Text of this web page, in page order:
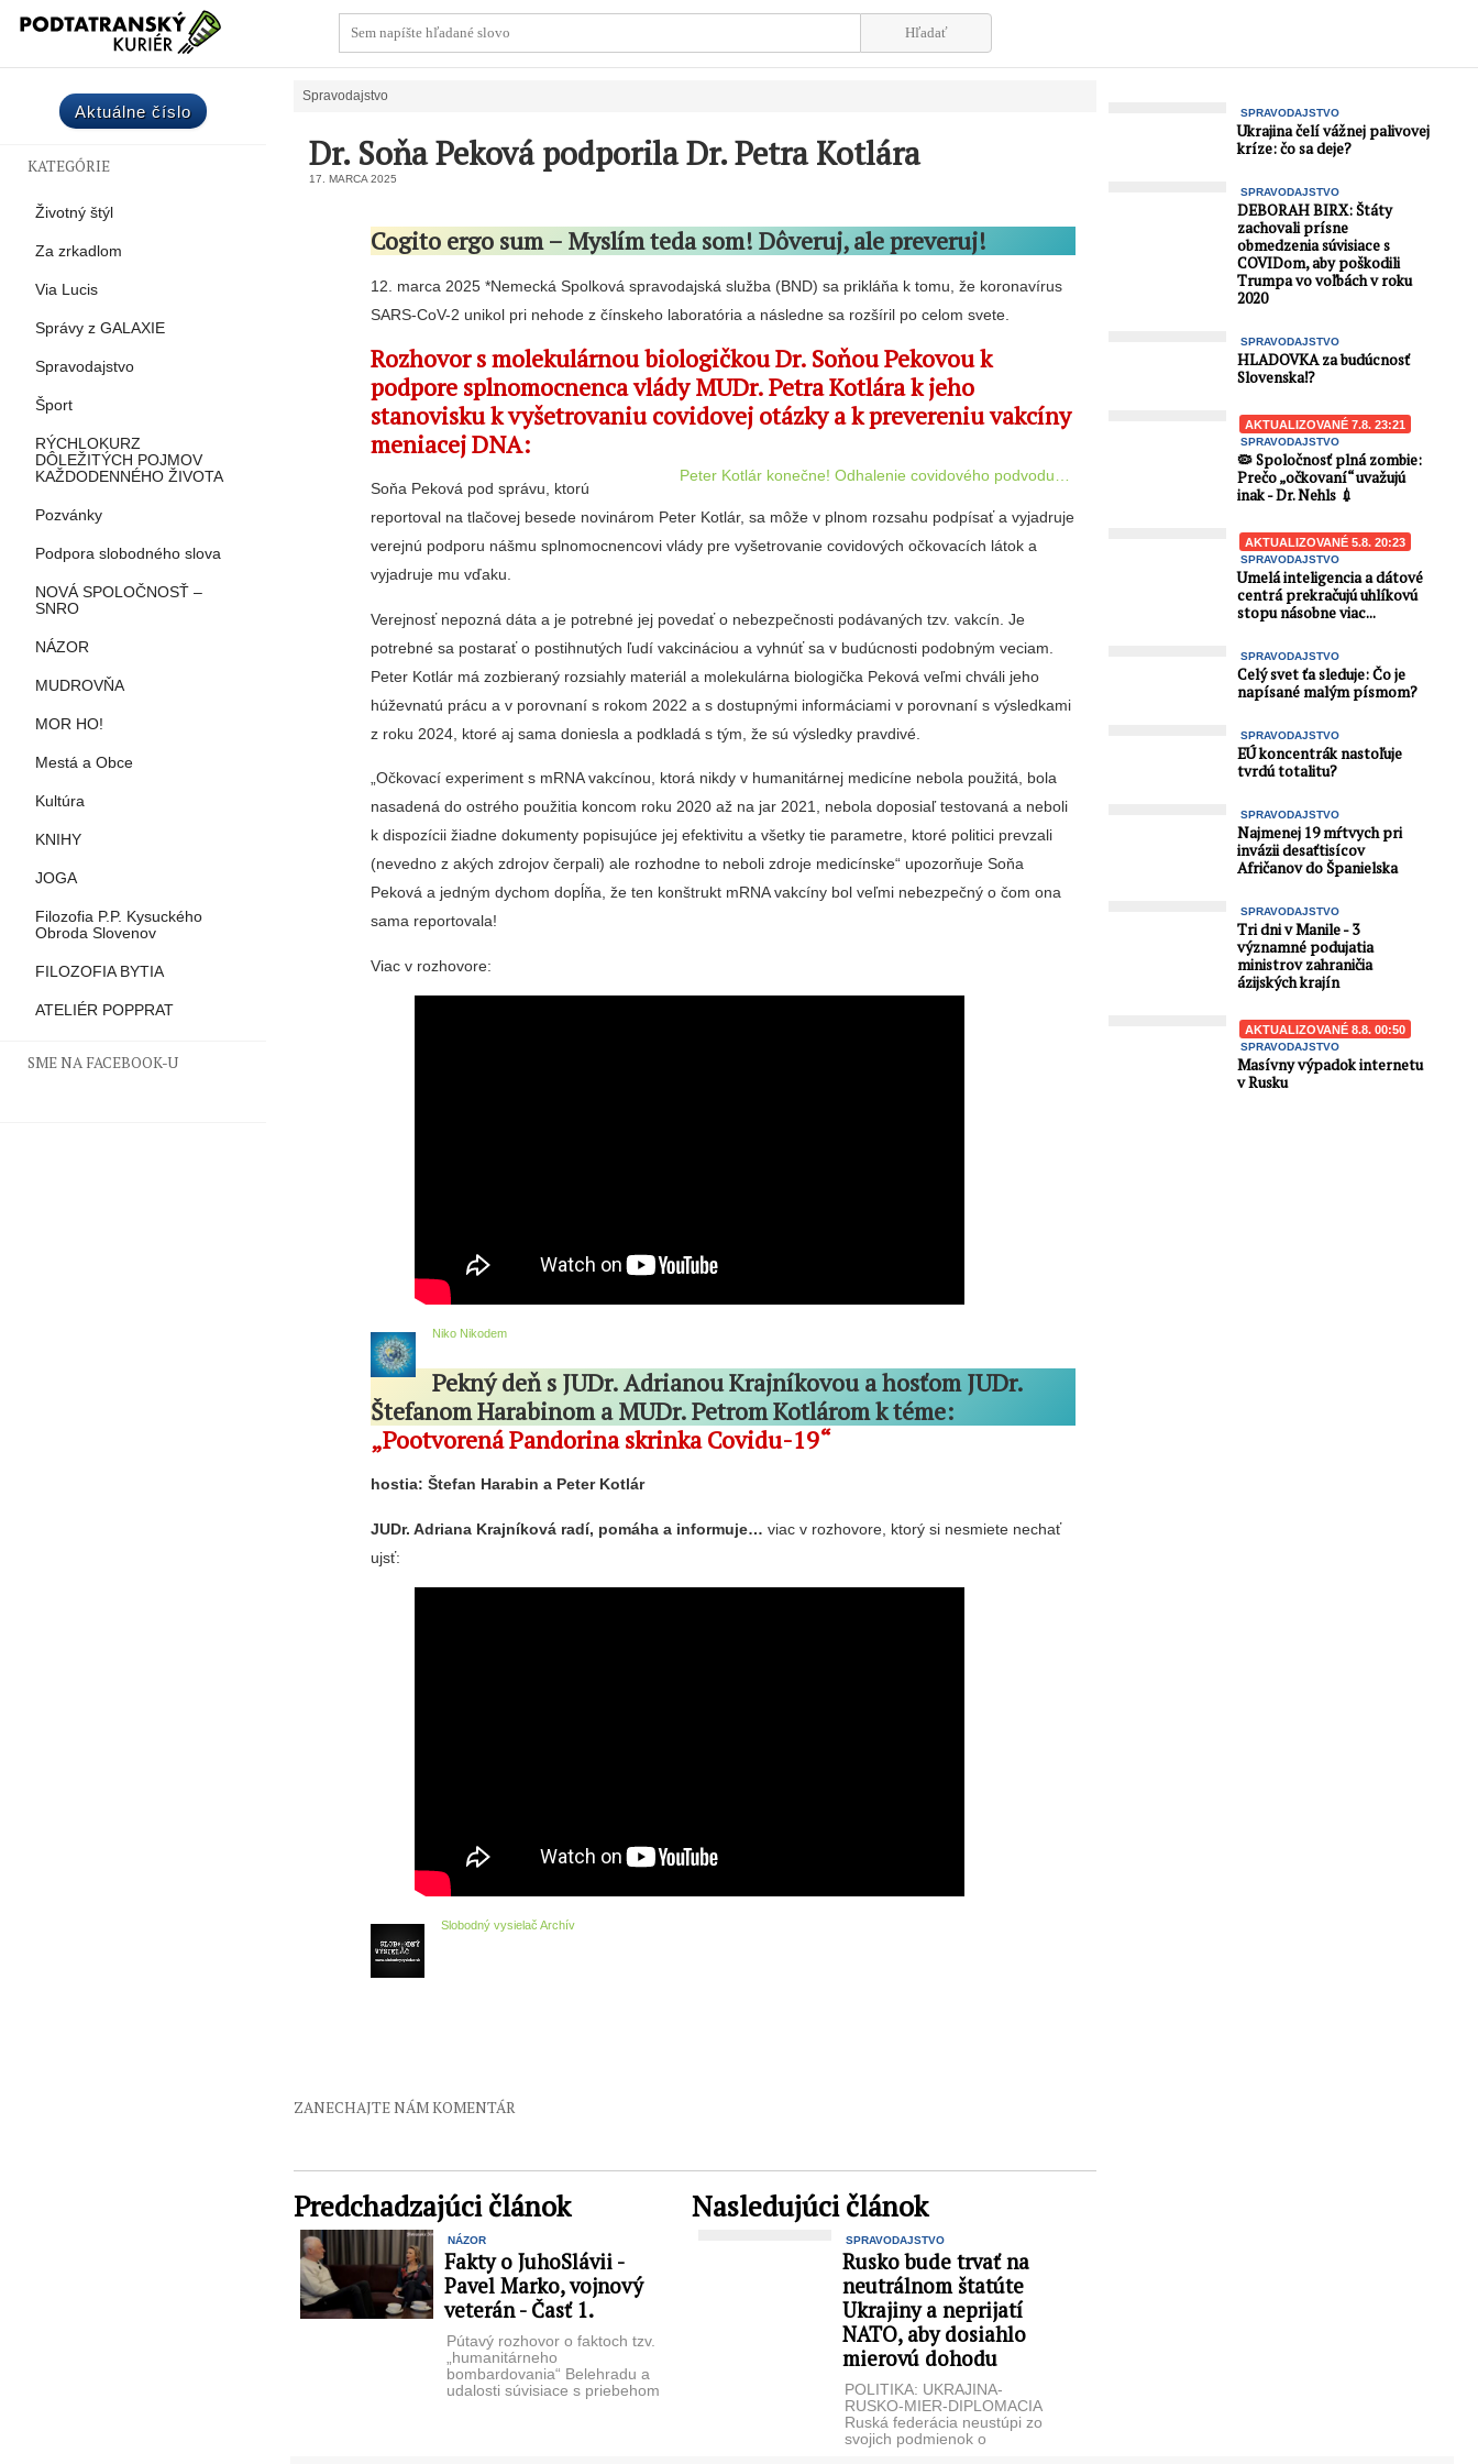
Aktuálne číslo
KATEGÓRIE
Životný štýl
Za zrkadlom
Via Lucis
Správy z GALAXIE
Spravodajstvo
Šport
RÝCHLOKURZ
DÔLEŽITÝCH POJMOV
KAŽDODENNÉHO ŽIVOTA
Pozvánky
Podpora slobodného slova
NOVÁ SPOLOČNOSŤ –
SNRO
NÁZOR
MUDROVŇA
MOR HO!
Mestá a Obce
Kultúra
KNIHY
JOGA
Filozofia P.P. Kysuckého
Obroda Slovenov
FILOZOFIA BYTIA
ATELIÉR POPPRAT
SME NA FACEBOOK-U
Spravodajstvo
Dr. Soňa Peková podporila Dr. Petra Kotlára
17. MARCA 2025
Cogito ergo sum – Myslím teda som! Dôveruj, ale preveruj!
12. marca 2025 *Nemecká Spolková spravodajská služba (BND) sa prikláňa k tomu, že koronavírus
SARS-CoV-2 unikol pri nehode z čínskeho laboratória a následne sa rozšíril po celom svete.
Rozhovor s molekulárnou biologičkou Dr. Soňou Pekovou k
podpore splnomocnenca vlády MUDr. Petra Kotlára k jeho
stanovisku k vyšetrovaniu covidovej otázky a k prevereniu vakcíny
meniacej DNA:
Peter Kotlár konečne! Odhalenie covidového podvodu…
Soňa Peková pod správu, ktorú
reportoval na tlačovej besede novinárom Peter Kotlár, sa môže v plnom rozsahu podpísať a vyjadruje
verejnú podporu nášmu splnomocnencovi vlády pre vyšetrovanie covidových očkovacích látok a
vyjadruje mu vďaku.
Verejnosť nepozná dáta a je potrebné jej povedať o nebezpečnosti podávaných tzv. vakcín. Je
potrebné sa postarať o postihnutých ľudí vakcináciou a vyhnúť sa v budúcnosti podobným veciam.
Peter Kotlár má zozbieraný rozsiahly materiál a molekulárna biologička Peková veľmi chváli jeho
húževnatú prácu a v porovnaní s rokom 2022 a s dostupnými informáciami v porovnaní s výsledkami
z roku 2024, ktoré aj sama doniesla a podkladá s tým, že sú výsledky pravdivé.
„Očkovací experiment s mRNA vakcínou, ktorá nikdy v humanitárnej medicíne nebola použitá, bola
nasadená do ostrého použitia koncom roku 2020 až na jar 2021, nebola doposiaľ testovaná a neboli
k dispozícii žiadne dokumenty popisujúce jej efektivitu a všetky tie parametre, ktoré politici prevzali
(nevedno z akých zdrojov čerpali) ale rozhodne to neboli zdroje medicínske“ upozorňuje Soňa
Peková a jedným dychom dopĺňa, že ten konštrukt mRNA vakcíny bol veľmi nebezpečný o čom ona
sama reportovala!
Viac v rozhovore:
Niko Nikodem
Pekný deň s JUDr. Adrianou Krajníkovou a hosťom JUDr.
Štefanom Harabinom a MUDr. Petrom Kotlárom k téme:
„Pootvorená Pandorina skrinka Covidu-19“
hostia: Štefan Harabin a Peter Kotlár
JUDr. Adriana Krajníková radí, pomáha a informuje… viac v rozhovore, ktorý si nesmiete nechať
ujsť:
Slobodný vysielač Archív
ZANECHAJTE NÁM KOMENTÁR
Predchadzajúci článok
NÁZOR
Fakty o JuhoSlávii -
Pavel Marko, vojnový
veterán - Časť 1.
Pútavý rozhovor o faktoch tzv.
„humanitárneho
bombardovania“ Belehradu a
udalosti súvisiace s priebehom
Nasledujúci článok
SPRAVODAJSTVO
Rusko bude trvať na
neutrálnom štatúte
Ukrajiny a neprijatí
NATO, aby dosiahlo
mierovú dohodu
POLITIKA: UKRAJINA-
RUSKO-MIER-DIPLOMACIA
Ruská federácia neustúpi zo
svojich podmienok o
SPRAVODAJSTVO
Ukrajina čelí vážnej palivovej
kríze: čo sa deje?
SPRAVODAJSTVO
DEBORAH BIRX: Štáty
zachovali prísne
obmedzenia súvisiace s
COVIDom, aby poškodili
Trumpa vo voľbách v roku
2020
SPRAVODAJSTVO
HLADOVKA za budúcnosť
Slovenska⁉️
AKTUALIZOVANÉ 7.8. 23:21
SPRAVODAJSTVO
🦠 Spoločnosť plná zombie:
Prečo „očkovaní“ uvažujú
inak - Dr. Nehls 💉
AKTUALIZOVANÉ 5.8. 20:23
SPRAVODAJSTVO
Umelá inteligencia a dátové
centrá prekračujú uhlíkovú
stopu násobne viac...
SPRAVODAJSTVO
Celý svet ťa sleduje: Čo je
napísané malým písmom?
SPRAVODAJSTVO
EÚ koncentrák nastoľuje
tvrdú totalitu?
SPRAVODAJSTVO
Najmenej 19 mŕtvych pri
invázii desaťtisícov
Afričanov do Španielska
SPRAVODAJSTVO
Tri dni v Manile - 3
významné podujatia
ministrov zahraničia
ázijských krajín
AKTUALIZOVANÉ 8.8. 00:50
SPRAVODAJSTVO
Masívny výpadok internetu
v Rusku